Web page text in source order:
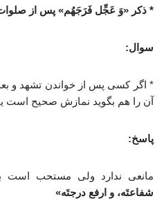
* ذکر «وَ عَجِّل فَرَجَهُم» پس از صلوات
سوال:
* اگر کسی پس از خواندن تشهد و
آن را هم بگوید نمازش صحیح است
پاسخ:
مانعی ندارد ولی مستحب است
شفاعتَه، و ارفع درجتَه»